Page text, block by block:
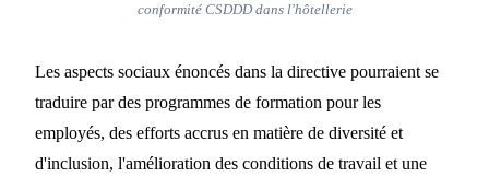
conformité CSDDD dans l'hôtellerie
Les aspects sociaux énoncés dans la directive pourraient se
traduire par des programmes de formation pour les
employés, des efforts accrus en matière de diversité et
d'inclusion, l'amélioration des conditions de travail et une